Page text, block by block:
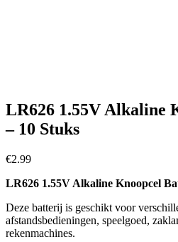
LR626 1.55V Alkaline
– 10 Stuks
€2.99
LR626 1.55V Alkaline Knoopcel
Deze batterij is geschikt voor
afstandsbedieningen, speelgoed,
rekenmachines.